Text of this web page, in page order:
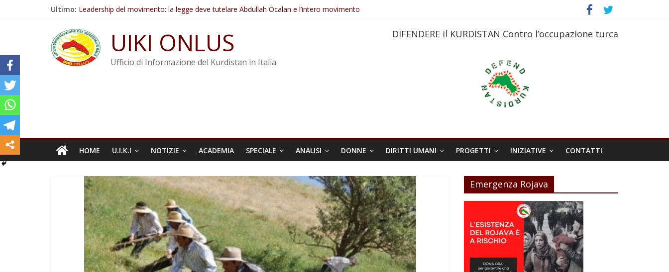
Ultimo: Leadership del movimento: la legge deve tutelare Abdullah Öcalan e l’intero movimento
Non tenere conto della situazione di Rêber Apo ostacolerebbe l’attuazione della legge
Il KNK chiede un’azione internazionale contro i crimini di guerra dell’Iran
Abdullah Öcalan: Le legge negativa deve essere trasformata in legge positiva
UIKI ONLUS
Ufficio di Informazione del Kurdistan in Italia
DIFENDERE il KURDISTAN Contro l’occupazione turca
HOME U.I.K.I NOTIZIE ACADEMIA SPECIALE ANALISI DONNE DIRITTI UMANI PROGETTI INIZIATIVE CONTATTI
Emergenza Rojava